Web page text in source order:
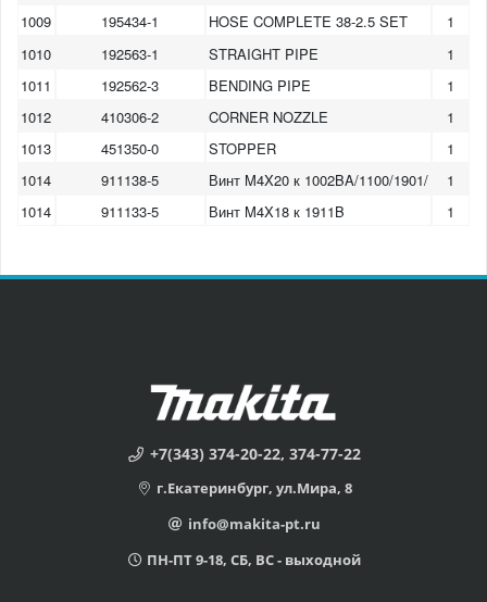
1009
195434-1 HOSE COMPLETE 38-2.5 SET
1
1010
192563-1 STRAIGHT PIPE
1
1011
192562-3 BENDING PIPE
1
1012
410306-2 CORNER NOZZLE
1
1013
451350-0 STOPPER
1
1014
911138-5 Винт M4X20 к 1002BA/1100/1901/
1
1014
911133-5 Винт M4X18 к 1911B 1
+7(343) 374-20-22, 374-77-22
г.Екатеринбург, ул.Мира, 8
info@makita-pt.ru
ПН-ПТ 9-18, СБ, ВС - выходной